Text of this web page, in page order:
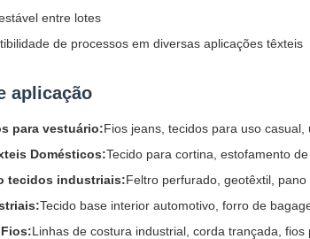
entre lotes
de processos em diversas aplicações têxteis
aplicação
para vestuário:Fios jeans, tecidos para uso
Domésticos:Tecido para cortina, estofamento
tecidos industriais:Feltro perfurado, geotêxtil,
Tecido base interior automotivo, forro de
Linhas de costura industrial, corda trançada,